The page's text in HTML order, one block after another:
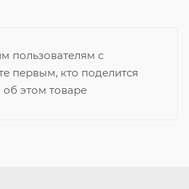
пользователям с
первым, кто поделится
этом товаре